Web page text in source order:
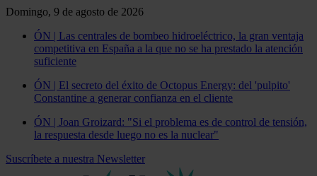
Domingo, 9 de agosto de 2026
ÓN | Las centrales de bombeo hidroeléctrico, la gran ventaja
competitiva en España a la que no se ha prestado la atención
suficiente
ÓN | El secreto del éxito de Octopus Energy: del 'pulpito'
Constantine a generar confianza en el cliente
ÓN | Joan Groizard: "Si el problema es de control de tensión,
la respuesta desde luego no es la nuclear"
Suscríbete a nuestra Newsletter